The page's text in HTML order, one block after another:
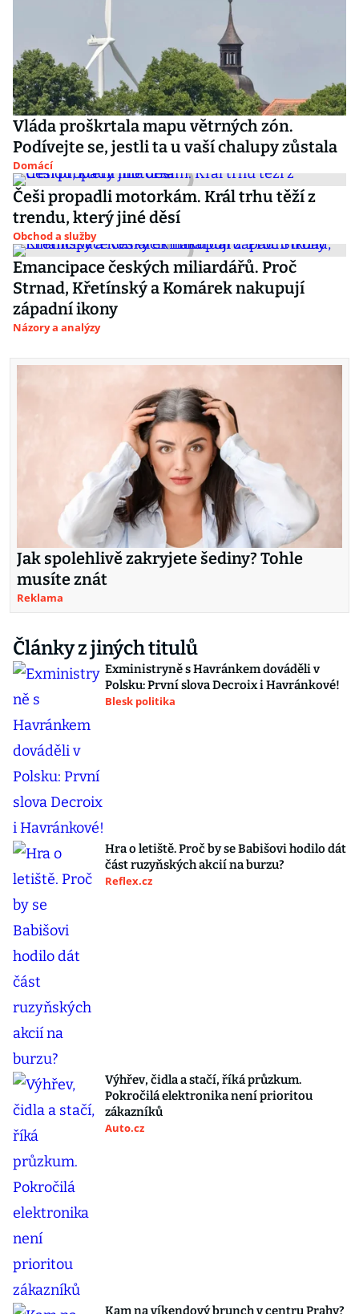
Vláda proškrtala mapu větrných zón.
Podívejte se, jestli ta u vaší chalupy zůstala
Domácí
Češi propadli motorkám. Král trhu těží z
trendu, který jiné děsí
Obchod a služby
Emancipace českých miliardářů. Proč
Strnad, Křetínský a Komárek nakupují
západní ikony
Názory a analýzy
Jak spolehlivě zakryjete šediny? Tohle
musíte znát
Reklama
Články z jiných titulů
Exministryně s Havránkem dováděli v
Polsku: První slova Decroix i Havránkové!
Blesk politika
Hra o letiště. Proč by se Babišovi hodilo dát
část ruzyňských akcií na burzu?
Reflex.cz
Výhřev, čidla a stačí, říká průzkum.
Pokročilá elektronika není prioritou
zákazníků
Auto.cz
Kam na víkendový brunch v centru Prahy?